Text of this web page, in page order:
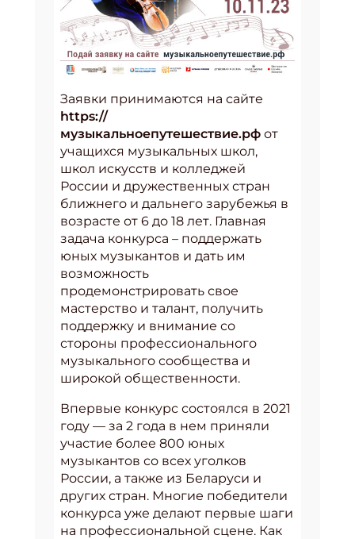
Заявки принимаются на сайте
https://
музыкальноепутешествие.рф от
учащихся музыкальных школ,
школ искусств и колледжей
России и дружественных стран
ближнего и дальнего зарубежья в
возрасте от 6 до 18 лет. Главная
задача конкурса – поддержать
юных музыкантов и дать им
возможность
продемонстрировать свое
мастерство и талант, получить
поддержку и внимание со
стороны профессионального
музыкального сообщества и
широкой общественности.
Впервые конкурс состоялся в 2021
году — за 2 года в нем приняли
участие более 800 юных
музыкантов со всех уголков
России, а также из Беларуси и
других стран. Многие победители
конкурса уже делают первые шаги
на профессиональной сцене. Как